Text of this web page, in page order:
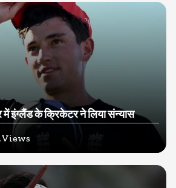
में इंग्लैंड के क्रिकेटर ने लिया संन्यास
Views